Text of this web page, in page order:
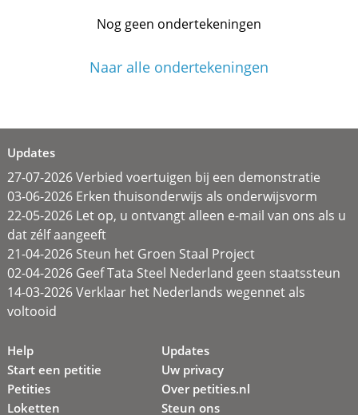
Nog geen ondertekeningen
Naar alle ondertekeningen
Updates
27-07-2026 Verbied voertuigen bij een demonstratie
03-06-2026 Erken thuisonderwijs als onderwijsvorm
22-05-2026 Let op, u ontvangt alleen e-mail van ons als u
dat zélf aangeeft
21-04-2026 Steun het Groen Staal Project
02-04-2026 Geef Tata Steel Nederland geen staatssteun
14-03-2026 Verklaar het Nederlands wegennet als
voltooid
Help
Start een petitie
Petities
Loketten
Updates
Uw privacy
Over petities.nl
Steun ons